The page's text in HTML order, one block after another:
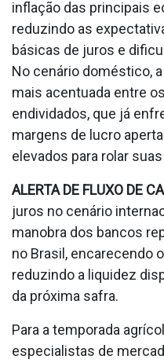
inflação das principais
reduzindo as
básicas de juros e
No cenário doméstico,
mais acentuada entre
endividados, que já
margens de lucro
elevados para rolar
ALERTA DE FLUXO DE
juros no cenário
manobra dos bancos
no Brasil, encarecendo
reduzindo a liquidez
da próxima safra.
Para a temporada
especialistas de